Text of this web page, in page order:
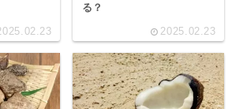
る？
2025.02.23